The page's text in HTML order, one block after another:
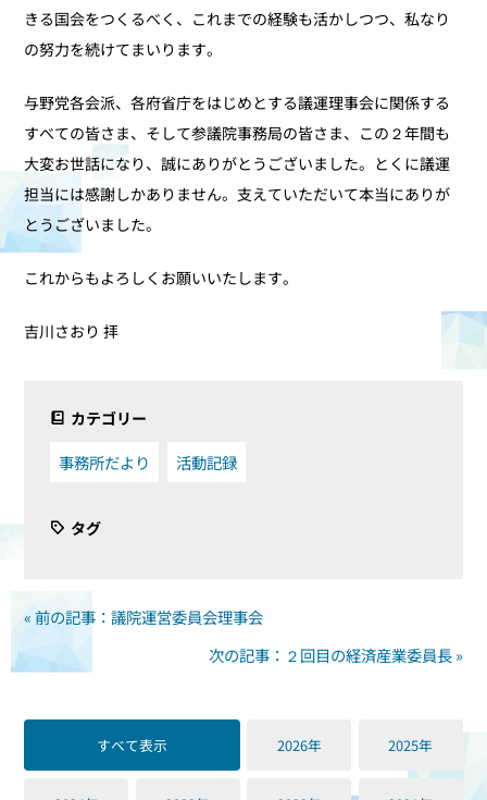
きる国会をつくるべく、これまでの経験も活かしつつ、私なり
の努力を続けてまいります。
与野党各会派、各府省庁をはじめとする議運理事会に関係する
すべての皆さま、そして参議院事務局の皆さま、この２年間も
大変お世話になり、誠にありがとうございました。とくに議運
担当には感謝しかありません。支えていただいて本当にありが
とうございました。
これからもよろしくお願いいたします。
吉川さおり 拝
カテゴリー
事務所だより 活動記録
タグ
« 前の記事：議院運営委員会理事会
次の記事：２回目の経済産業委員長 »
すべて表示 2026年 2025年